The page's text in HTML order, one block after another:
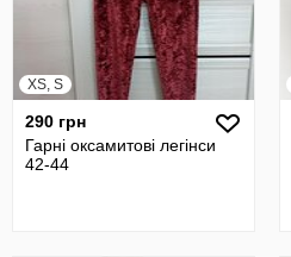
XS, S
290 грн
Гарні оксамитові легінси
42-44